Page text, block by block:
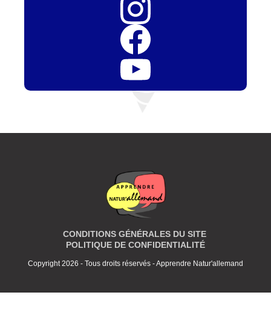
CONDITIONS GÉNÉRALES DU SITE
POLITIQUE DE CONFIDENTIALITÉ
Copyright 2026 - Tous droits réservés - Apprendre Natur'allemand